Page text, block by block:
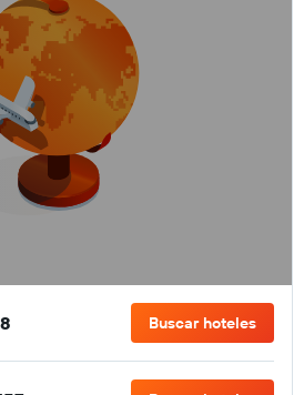
Buscar hoteles